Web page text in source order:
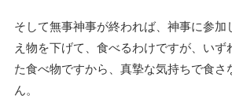
そして無事神事が終われば、神事に参加
え物を下げて、食べるわけですが、いず
た食べ物ですから、真摯な気持ちで食さ
ん。